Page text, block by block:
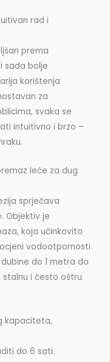
rad i
prema
sada bolje
korištenja
za
svaka se
intuitivno i brzo –
leće za dug
sprječava
Objektiv je
koja učinkovito
vodootpornosti
do 1 metra do
stalnu i često oštru
kapaciteta,
do 6 sati.